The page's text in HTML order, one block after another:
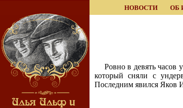
НОВОСТИ ОБ
Ровно в девять часов
который сняли с
Последним явился Яков